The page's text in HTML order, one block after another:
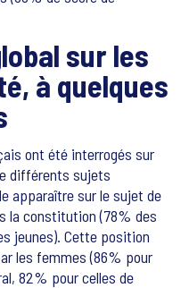
sur les
à quelques
ont été interrogés sur
différents sujets
apparaître sur le sujet de
la constitution (78% des
jeunes). Cette position
les femmes (86% pour
82% pour celles de